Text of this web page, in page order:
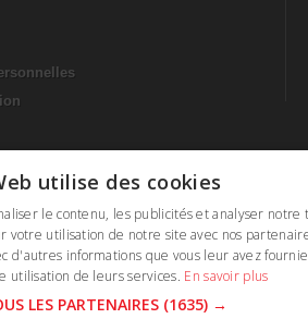
utilise des cookies
le contenu, les publicités et analyser notre
votre utilisation de notre site avec nos
d'autres informations que vous leur avez
utilisation de leurs services. En savoir plus
LES PARTENAIRES (1635) →